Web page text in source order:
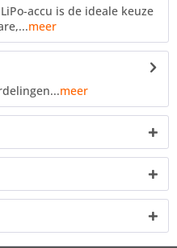
accu is de ideale keuze
meer
meer